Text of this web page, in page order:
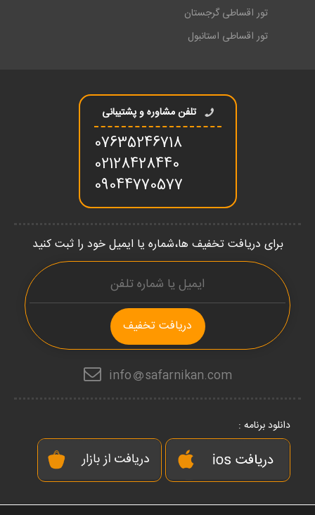
تور اقساطی گرجستان
تور اقساطی استانبول
تلفن مشاوره و پشتیبانی
07635246718
02128428440
09044770577
برای دریافت تخفیف ها،شماره یا ایمیل خود را ثبت کنید
دریافت تخفیف
info safarnikan.com
دانلود برنامه :